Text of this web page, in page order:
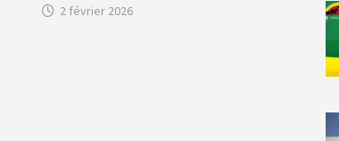
2 février 2026